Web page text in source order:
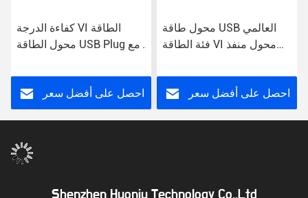
كفاءة الدرجة VI الطاقة
محول الطاقة USB Plug مع
احصل على أفضل سعر
محول طاقة USB العالمي
فئة الطاقة VI محول منفذ
احصل على أفضل سعر
Shenzhen Huoniu Technology Co.,Ltd